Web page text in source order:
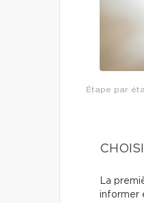
Étape par
La
informer